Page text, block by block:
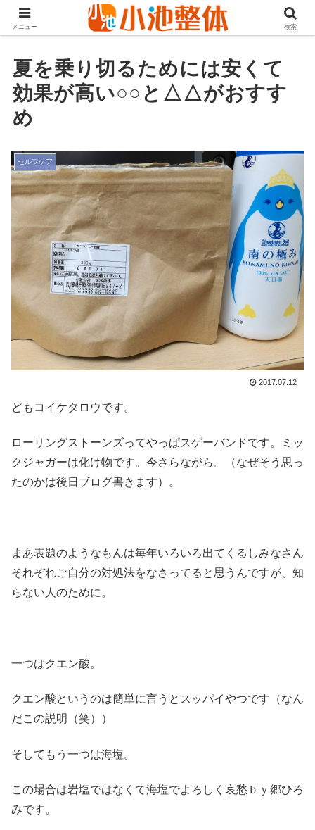
ＪＲ山手線高田馬場駅より徒歩3分・早稲田・新大久保からも至近
夏を乗り切るためには安くて
効果が高い○○と△△がおすす
め
セルフケア
2017.07.12
どもコイケタロウです。
ローリングストーンズってやっぱスゲーバンドです。ミッ
クジャガーは化け物です。今さらながら。（なぜそう思っ
たのかは後日ブログ書きます）。
まあ表題のようなもんは毎年いろいろ出てくるしみなさん
それぞれご自分の対処法をなさってると思うんですが、知
らない人のために。
一つはクエン酸。
クエン酸というのは簡単に言うとスッパイやつです（なん
だこの説明（笑））
そしてもう一つは海塩。
この場合は岩塩ではなくて海塩でよろしく哀愁ｂｙ郷ひろ
みです。
メニュー 検索